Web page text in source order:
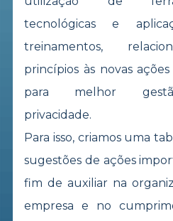
tecnológicas e
treinamentos,
princípios às novas
para melhor
privacidade.
Para isso, criamos uma
sugestões de ações
fim de auxiliar na
empresa e no